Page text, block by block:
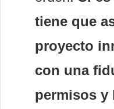
tiene que
proyecto
con una
permisos y